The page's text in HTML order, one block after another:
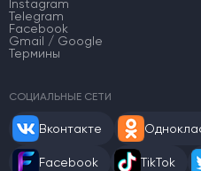
Instagram
Telegram
Facebook
Gmail / Google
Термины
СОЦИАЛЬНЫЕ СЕТИ
Вконтакте
Facebook TikTok